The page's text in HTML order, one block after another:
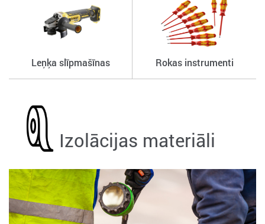
Leņķa slīpmašīnas Rokas instrumenti
Izolācijas materiāli